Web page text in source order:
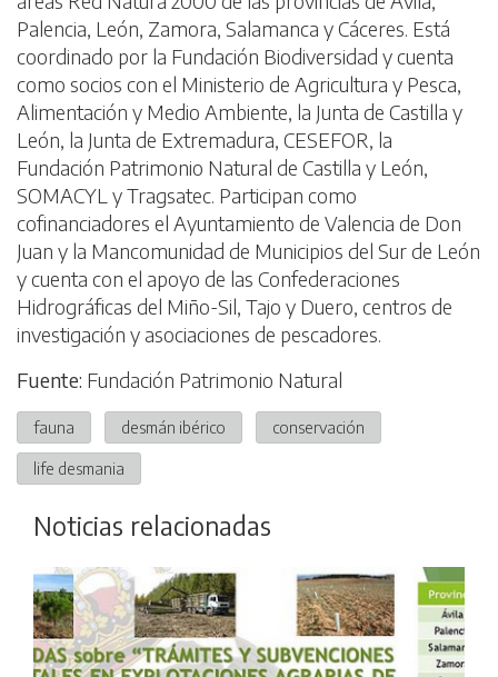
Palencia, León, Zamora, Salamanca y Cáceres. Está
coordinado por la Fundación Biodiversidad y cuenta
como socios con el Ministerio de Agricultura y Pesca,
Alimentación y Medio Ambiente, la Junta de Castilla y
León, la Junta de Extremadura, CESEFOR, la
Fundación Patrimonio Natural de Castilla y León,
SOMACYL y Tragsatec. Participan como
cofinanciadores el Ayuntamiento de Valencia de Don
Juan y la Mancomunidad de Municipios del Sur de León
y cuenta con el apoyo de las Confederaciones
Hidrográficas del Miño-Sil, Tajo y Duero, centros de
investigación y asociaciones de pescadores.
Fuente: Fundación Patrimonio Natural
fauna desmán ibérico conservación
life desmania
Noticias relacionadas